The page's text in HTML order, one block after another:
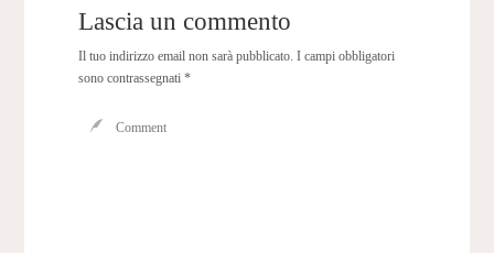
Lascia un commento
Il tuo indirizzo email non sarà pubblicato.
I campi obbligatori
sono contrassegnati *